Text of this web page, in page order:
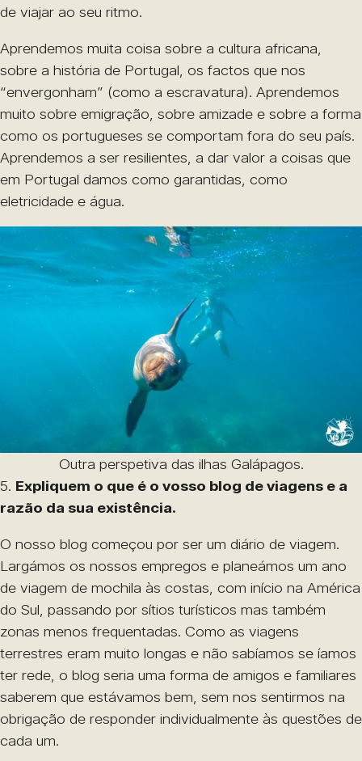
de viajar ao seu ritmo.
Aprendemos muita coisa sobre a cultura africana,
sobre a história de Portugal, os factos que nos
“envergonham” (como a escravatura). Aprendemos
muito sobre emigração, sobre amizade e sobre a forma
como os portugueses se comportam fora do seu país.
Aprendemos a ser resilientes, a dar valor a coisas que
em Portugal damos como garantidas, como
eletricidade e água.
Outra perspetiva das ilhas Galápagos.
5. Expliquem o que é o vosso blog de viagens e a
razão da sua existência.
O nosso blog começou por ser um diário de viagem.
Largámos os nossos empregos e planeámos um ano
de viagem de mochila às costas, com início na América
do Sul, passando por sítios turísticos mas também
zonas menos frequentadas. Como as viagens
terrestres eram muito longas e não sabíamos se íamos
ter rede, o blog seria uma forma de amigos e familiares
saberem que estávamos bem, sem nos sentirmos na
obrigação de responder individualmente às questões de
cada um.